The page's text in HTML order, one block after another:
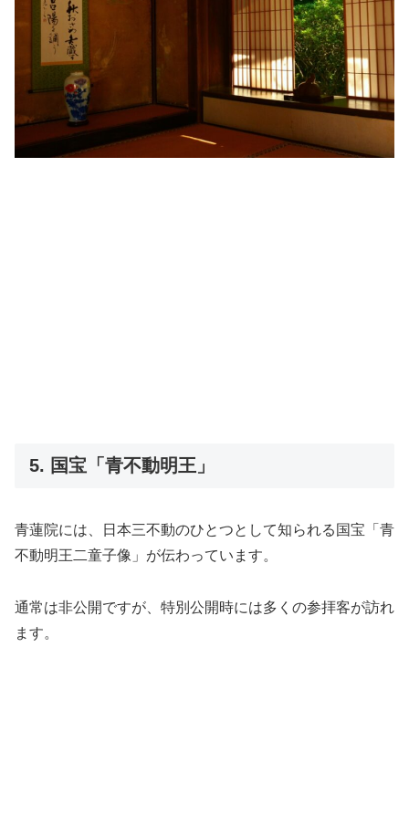
5. 国宝「青不動明王」
青蓮院には、日本三不動のひとつとして知られる国宝「青
不動明王二童子像」が伝わっています。
通常は非公開ですが、特別公開時には多くの参拝客が訪れ
ます。